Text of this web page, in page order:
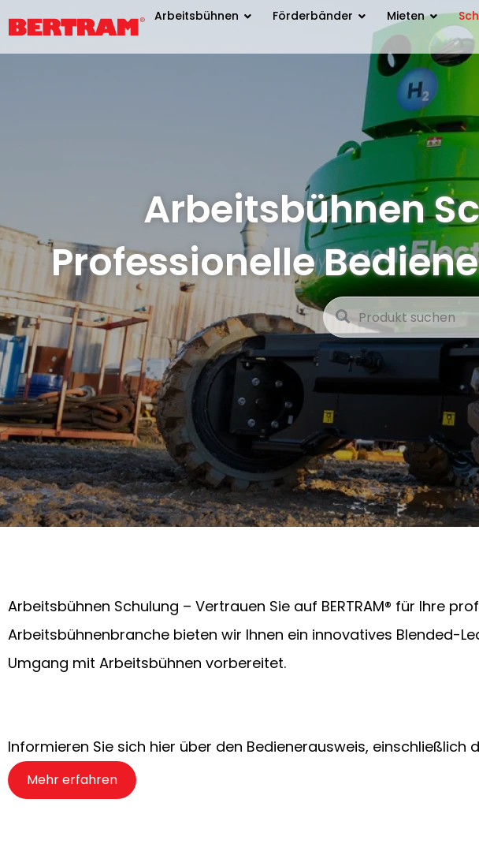
Arbeitsbühnen Förderbänder Mieten
Arbeitsbühnen
Professionelle
Arbeitsbühnen Schulung – Vertrauen Sie auf BERTRAM® für Ihre
Arbeitsbühnenbranche bieten wir Ihnen ein innovatives Blended-
Umgang mit Arbeitsbühnen vorbereitet.
Informieren Sie sich hier über den Bedienerausweis, einschließlich
Mehr erfahren